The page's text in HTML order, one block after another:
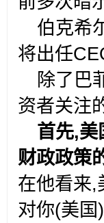
伯克希
将出任
除了巴
资者关注
首先,美
财政政策
在他看来,
对你(美国